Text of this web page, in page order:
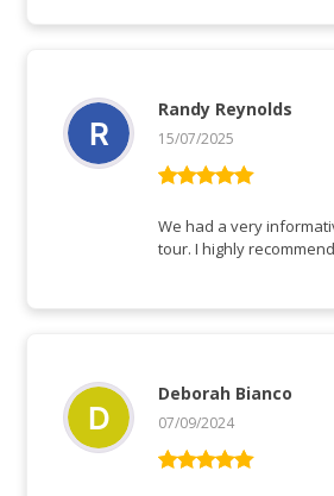
of 5
Randy Reynolds
15/07/2025
We had a very
tour. I highly
Deborah Bianco
07/09/2024